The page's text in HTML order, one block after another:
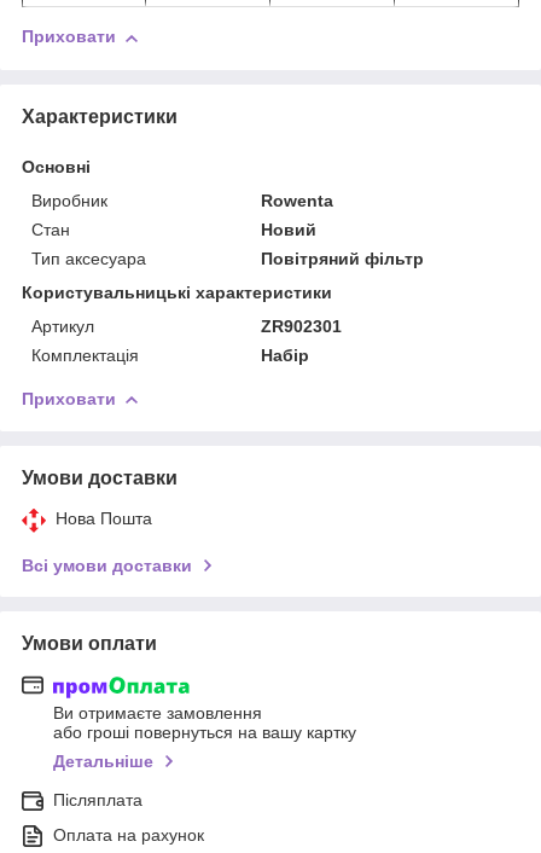
Приховати
Характеристики
Основні
Виробник
Rowenta
Стан
Новий
Тип аксесуара
Повітряний фільтр
Користувальницькі характеристики
Артикул
ZR902301
Комплектація
Набір
Приховати
Умови доставки
Нова Пошта
Всі умови доставки
Умови оплати
Ви отримаєте замовлення
або гроші повернуться на вашу картку
Детальніше
Післяплата
Оплата на рахунок